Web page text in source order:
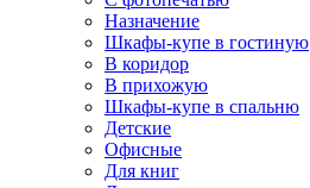
Назначение
Шкафы-купе в гостиную
В коридор
В прихожую
Шкафы-купе в спальню
Детские
Офисные
Для книг